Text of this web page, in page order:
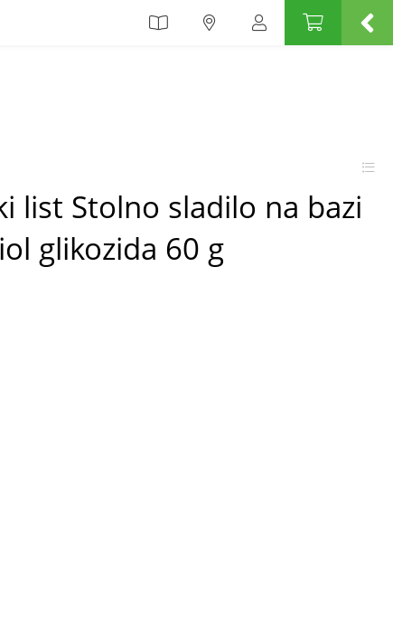
list Stolno sladilo na bazi
glikozida 60 g